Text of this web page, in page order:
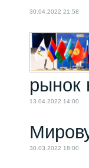
30.04.2022 21:58
рынок
13.04.2022 14:00
30.03.2022 18:00